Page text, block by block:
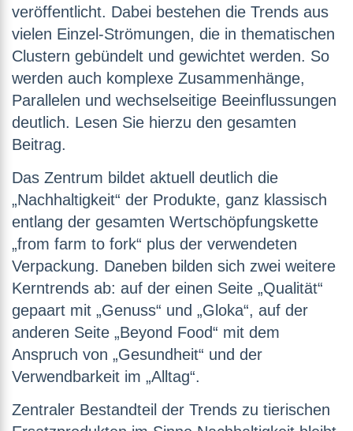
veröffentlicht. Dabei bestehen die Trends aus
vielen Einzel-Strömungen, die in thematischen
Clustern gebündelt und gewichtet werden. So
werden auch komplexe Zusammenhänge,
Parallelen und wechselseitige Beeinflussungen
deutlich. Lesen Sie hierzu den gesamten
Beitrag.
Das Zentrum bildet aktuell deutlich die
„Nachhaltigkeit“ der Produkte, ganz klassisch
entlang der gesamten Wertschöpfungskette
„from farm to fork“ plus der verwendeten
Verpackung. Daneben bilden sich zwei weitere
Kerntrends ab: auf der einen Seite „Qualität“
gepaart mit „Genuss“ und „Gloka“, auf der
anderen Seite „Beyond Food“ mit dem
Anspruch von „Gesundheit“ und der
Verwendbarkeit im „Alltag“.
Zentraler Bestandteil der Trends zu tierischen